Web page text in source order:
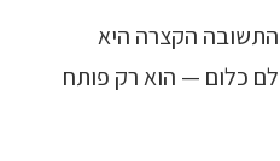
הקצרה היא
כלום — הוא רק פותח